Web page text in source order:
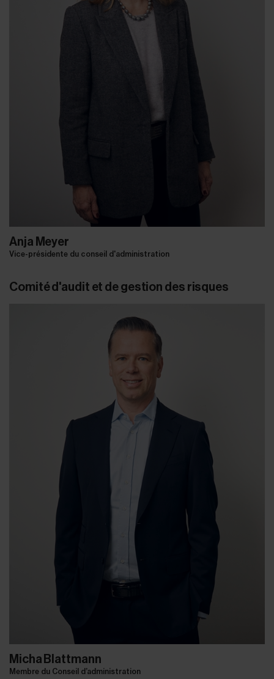
Anja Meyer
Vice-présidente du conseil d'administration
Comité d'audit et de gestion des risques
Micha Blattmann
Membre du Conseil d’administration